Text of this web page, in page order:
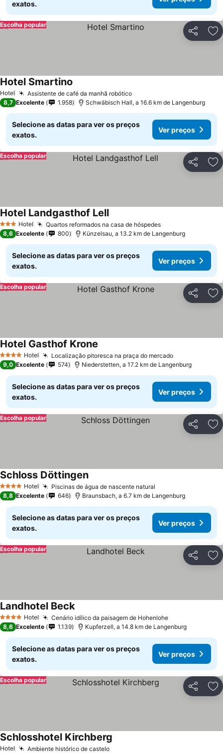
exatos.
Partilhar
Escolha popular
Hotel Assistente de café da manhã robótico
Hotel Smartino
8,7 Excelente 1.958 Schwäbisch Hall, a 16.6 km de Langenburg
Selecione as datas para ver os preços
exatos.
Ver preços
Partilhar
Escolha popular
3 EstrelasHotel Quartos reformados na casa de hóspedes
Hotel Landgasthof Lell
8,6 Excelente 800 Künzelsau, a 13.2 km de Langenburg
Selecione as datas para ver os preços
exatos.
Ver preços
Partilhar
Escolha popular
4 EstrelasHotel Localização pitoresca na praça do mercado
Hotel Gasthof Krone
9,0 Excelente 574 Niederstetten, a 17.2 km de Langenburg
Selecione as datas para ver os preços
exatos.
Ver preços
Partilhar
Escolha popular
4 EstrelasHotel Piscinas de água de nascente natural
Schloss Döttingen
8,8 Excelente 646 Braunsbach, a 6.7 km de Langenburg
Selecione as datas para ver os preços
exatos.
Ver preços
Partilhar
Escolha popular
4 EstrelasHotel Cenário idílico da paisagem de Hohenlohe
Landhotel Beck
8,6 Excelente 1.139 Kupferzell, a 14.8 km de Langenburg
Selecione as datas para ver os preços
exatos.
Ver preços
Partilhar
Escolha popular
Hotel Ambiente histórico de castelo
Schlosshotel Kirchberg